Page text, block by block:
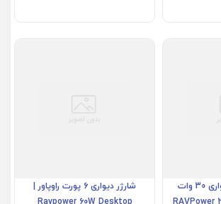
آداپتور و شارژر دیواری 30 وات
شارژر دیواری 6 پورت راوپاور |